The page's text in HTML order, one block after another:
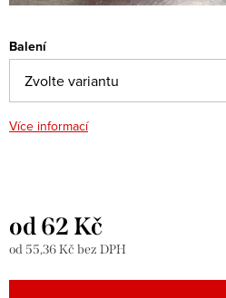
Balení
Více informací
od62 Kč
od 55,36 Kč bez DPH
cena: